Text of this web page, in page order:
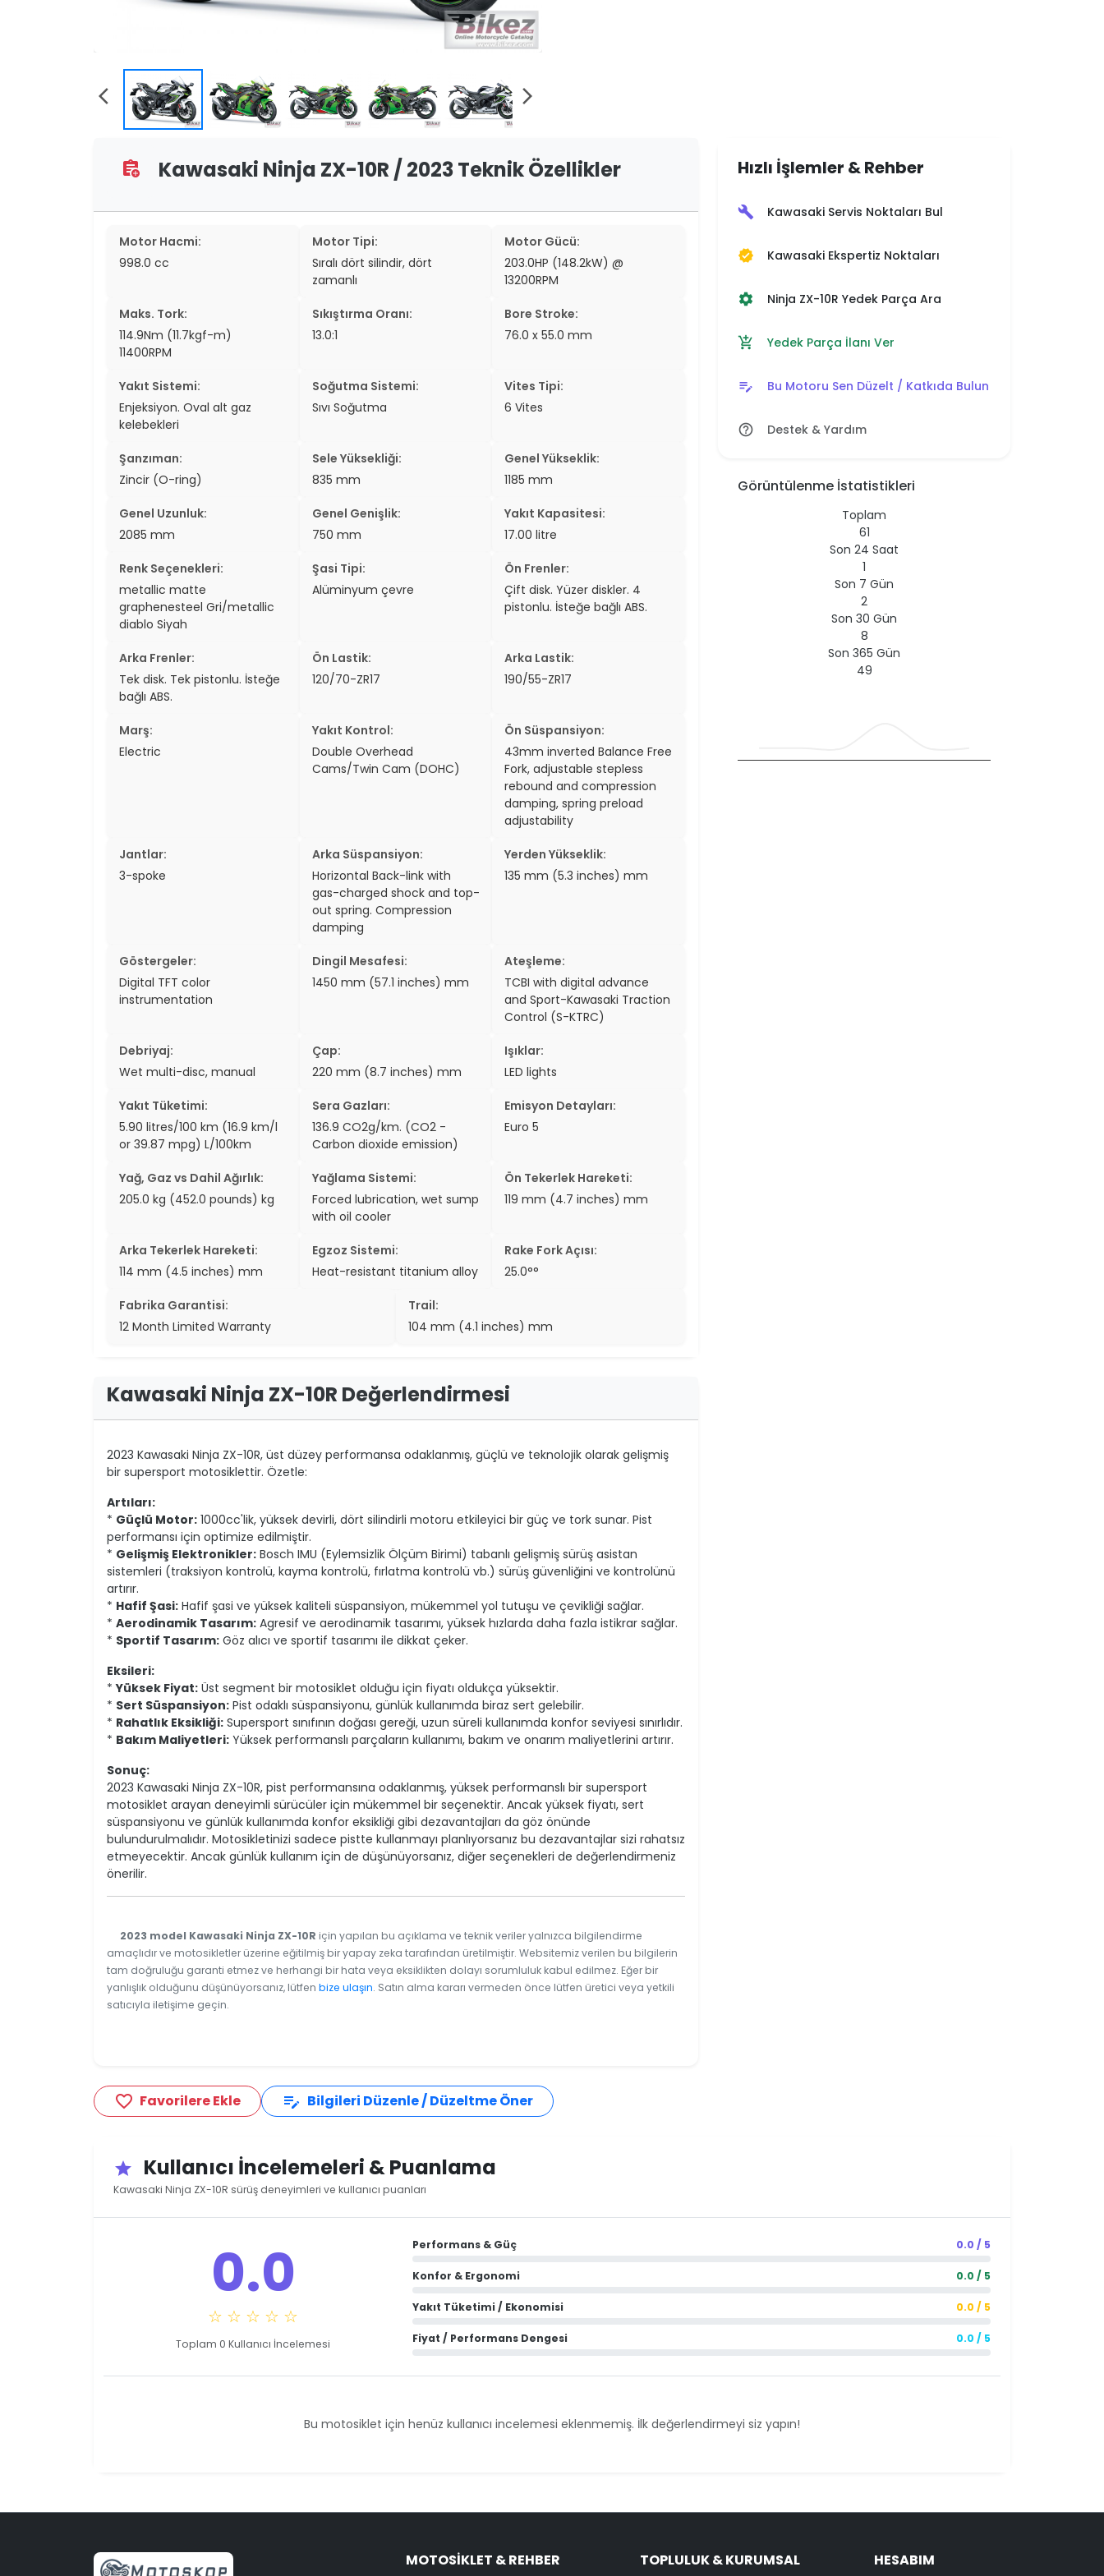
two_wheeler
search
arrow_back_ios arrow_forward_ios
assignment_add Kawasaki Ninja ZX-10R / 2023 Teknik Özellikler
Motor Hacmi:
998.0 cc
Motor Tipi:
Sıralı dört silindir, dört
zamanlı
Motor Gücü:
203.0HP (148.2kW) @
13200RPM
Maks. Tork:
114.9Nm (11.7kgf-m)
11400RPM
Sıkıştırma Oranı:
13.0:1
Bore Stroke:
76.0 x 55.0 mm
Yakıt Sistemi:
Enjeksiyon. Oval alt gaz
kelebekleri
Soğutma Sistemi:
Sıvı Soğutma
Vites Tipi:
6 Vites
Şanzıman:
Zincir (O-ring)
Sele Yüksekliği:
835 mm
Genel Yükseklik:
1185 mm
Genel Uzunluk:
2085 mm
Genel Genişlik:
750 mm
Yakıt Kapasitesi:
17.00 litre
Renk Seçenekleri:
metallic matte
graphenesteel Gri/metallic
diablo Siyah
Şasi Tipi:
Alüminyum çevre
Ön Frenler:
Çift disk. Yüzer diskler. 4
pistonlu. İsteğe bağlı ABS.
Arka Frenler:
Tek disk. Tek pistonlu. İsteğe
bağlı ABS.
Ön Lastik:
120/70-ZR17
Arka Lastik:
190/55-ZR17
Marş:
Electric
Yakıt Kontrol:
Double Overhead
Cams/Twin Cam (DOHC)
Ön Süspansiyon:
43mm inverted Balance Free
Fork, adjustable stepless
rebound and compression
damping, spring preload
adjustability
Jantlar:
3-spoke
Arka Süspansiyon:
Horizontal Back-link with
gas-charged shock and top-
out spring. Compression
damping
Yerden Yükseklik:
135 mm (5.3 inches) mm
Göstergeler:
Digital TFT color
instrumentation
Dingil Mesafesi:
1450 mm (57.1 inches) mm
Ateşleme:
TCBI with digital advance
and Sport-Kawasaki Traction
Control (S-KTRC)
Debriyaj:
Wet multi-disc, manual
Çap:
220 mm (8.7 inches) mm
Işıklar:
LED lights
Yakıt Tüketimi:
5.90 litres/100 km (16.9 km/l
or 39.87 mpg) L/100km
Sera Gazları:
136.9 CO2g/km. (CO2 -
Carbon dioxide emission)
Emisyon Detayları:
Euro 5
Yağ, Gaz vs Dahil Ağırlık:
205.0 kg (452.0 pounds) kg
Yağlama Sistemi:
Forced lubrication, wet sump
with oil cooler
Ön Tekerlek Hareketi:
119 mm (4.7 inches) mm
Arka Tekerlek Hareketi:
114 mm (4.5 inches) mm
Egzoz Sistemi:
Heat-resistant titanium alloy
Rake Fork Açısı:
25.0°°
Fabrika Garantisi:
12 Month Limited Warranty
Trail:
104 mm (4.1 inches) mm
Kawasaki Ninja ZX-10R Değerlendirmesi
2023 Kawasaki Ninja ZX-10R, üst düzey performansa odaklanmış, güçlü ve teknolojik olarak gelişmiş
bir supersport motosiklettir. Özetle:
Artıları:
* Güçlü Motor: 1000cc'lik, yüksek devirli, dört silindirli motoru etkileyici bir güç ve tork sunar. Pist
performansı için optimize edilmiştir.
* Gelişmiş Elektronikler: Bosch IMU (Eylemsizlik Ölçüm Birimi) tabanlı gelişmiş sürüş asistan
sistemleri (traksiyon kontrolü, kayma kontrolü, fırlatma kontrolü vb.) sürüş güvenliğini ve kontrolünü
artırır.
* Hafif Şasi: Hafif şasi ve yüksek kaliteli süspansiyon, mükemmel yol tutuşu ve çevikliği sağlar.
* Aerodinamik Tasarım: Agresif ve aerodinamik tasarımı, yüksek hızlarda daha fazla istikrar sağlar.
* Sportif Tasarım: Göz alıcı ve sportif tasarımı ile dikkat çeker.
Eksileri:
*Yüksek Fiyat: Üst segment bir motosiklet olduğu için fiyatı oldukça yüksektir.
* Sert Süspansiyon: Pist odaklı süspansiyonu, günlük kullanımda biraz sert gelebilir.
* Rahatlık Eksikliği: Supersport sınıfının doğası gereği, uzun süreli kullanımda konfor seviyesi sınırlıdır.
* Bakım Maliyetleri: Yüksek performanslı parçaların kullanımı, bakım ve onarım maliyetlerini artırır.
Sonuç:
2023 Kawasaki Ninja ZX-10R, pist performansına odaklanmış, yüksek performanslı bir supersport
motosiklet arayan deneyimli sürücüler için mükemmel bir seçenektir. Ancak yüksek fiyatı, sert
süspansiyonu ve günlük kullanımda konfor eksikliği gibi dezavantajları da göz önünde
bulundurulmalıdır. Motosikletinizi sadece pistte kullanmayı planlıyorsanız bu dezavantajlar sizi rahatsız
etmeyecektir. Ancak günlük kullanım için de düşünüyorsanız, diğer seçenekleri de değerlendirmeniz
önerilir.
2023 model Kawasaki Ninja ZX-10R için yapılan bu açıklama ve teknik veriler yalnızca bilgilendirme
amaçlıdır ve motosikletler üzerine eğitilmiş bir yapay zeka tarafından üretilmiştir. Websitemiz verilen bu bilgilerin
tam doğruluğu garanti etmez ve herhangi bir hata veya eksiklikten dolayı sorumluluk kabul edilmez. Eğer bir
yanlışlık olduğunu düşünüyorsanız, lütfen bize ulaşın. Satın alma kararı vermeden önce lütfen üretici veya yetkili
satıcıyla iletişime geçin.
Hızlı İşlemler & Rehber
build Kawasaki Servis Noktaları Bul
verified Kawasaki Ekspertiz Noktaları
settings Ninja ZX-10R Yedek Parça Ara
add_shopping_cart Yedek Parça İlanı Ver
edit_note Bu Motoru Sen Düzelt / Katkıda Bulun
help_outline Destek & Yardım
Görüntülenme İstatistikleri
Toplam
61
Son 24 Saat
1
Son 7 Gün
2
Son 30 Gün
8
Son 365 Gün
49
favorite_border Favorilere Ekle edit_note Bilgileri Düzenle / Düzeltme Öner
star Kullanıcı İncelemeleri & Puanlama
Kawasaki Ninja ZX-10R sürüş deneyimleri ve kullanıcı puanları
0.0
☆ ☆ ☆ ☆ ☆
Toplam 0 Kullanıcı İncelemesi
Performans & Güç 0.0 / 5
Konfor & Ergonomi 0.0 / 5
Yakıt Tüketimi / Ekonomisi 0.0 / 5
Fiyat / Performans Dengesi 0.0 / 5
Bu motosiklet için henüz kullanıcı incelemesi eklenmemiş. İlk değerlendirmeyi siz yapın!
MOTOSIKLET & REHBER TOPLULUK & KURUMSAL HESABIM